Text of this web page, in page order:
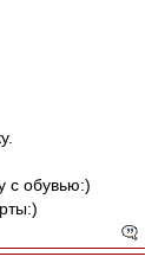
с обувью:)